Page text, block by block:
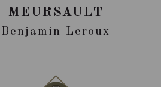
MEURSAULT
Benjamin Leroux